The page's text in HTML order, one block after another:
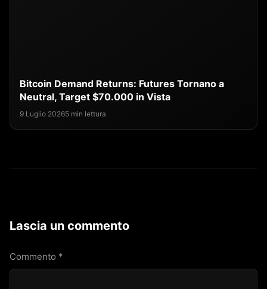
Bitcoin Demand Returns: Futures Tornano a
Neutral, Target $70.000 in Vista
9 Luglio 20265 min lettura
Lascia un commento
Commento *